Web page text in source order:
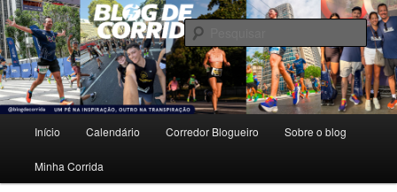
Pular
para
o
conteúdo
principalBlog de Corrida
Um pé na inspiração, outro na transpiração.
principal
Início Calendário Corredor Blogueiro Sobre o blog
Minha Corrida